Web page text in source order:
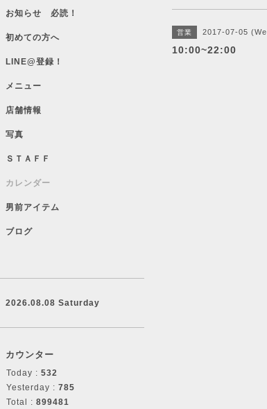
営業 2017-07-05
10:00~22:00
お知らせ 必読！
初めての方へ
LINE@登録！
メニュー
店舗情報
写真
ＳＴＡＦＦ
カレンダー
男前アイテム
ブログ
2026.08.08 Saturday
カウンター
Today : 532
Yesterday : 785
Total : 899481